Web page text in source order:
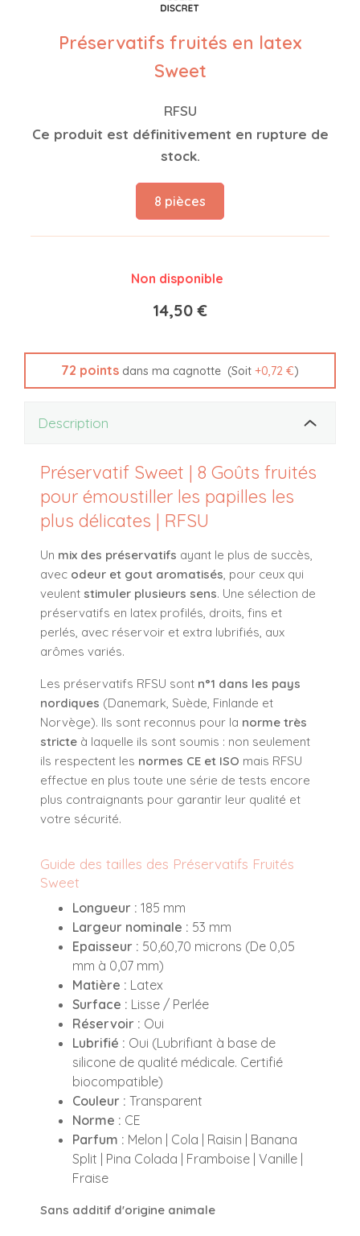
Préservatifs fruités en latex
Sweet
RFSU
Ce produit est définitivement en rupture de
stock.
8 pièces
Non disponible
14,50 €
72 points dans ma cagnotte (Soit +0,72 €)
Description
Préservatif Sweet | 8 Goûts fruités
pour émoustiller les papilles les
plus délicates | RFSU
Un mix des préservatifs ayant le plus de succès,
avec odeur et gout aromatisés, pour ceux qui
veulent stimuler plusieurs sens. Une sélection de
préservatifs en latex profilés, droits, fins et
perlés, avec réservoir et extra lubrifiés, aux
arômes variés.
Les préservatifs RFSU sont n°1 dans les pays
nordiques (Danemark, Suède, Finlande et
Norvège). Ils sont reconnus pour la norme très
stricte à laquelle ils sont soumis : non seulement
ils respectent les normes CE et ISO mais RFSU
effectue en plus toute une série de tests encore
plus contraignants pour garantir leur qualité et
votre sécurité.
Guide des tailles des Préservatifs Fruités
Sweet
Longueur : 185 mm
Largeur nominale : 53 mm
Epaisseur : 50,60,70 microns (De 0,05
mm à 0,07 mm)
Matière : Latex
Surface : Lisse / Perlée
Réservoir : Oui
Lubrifié : Oui (Lubrifiant à base de
silicone de qualité médicale. Certifié
biocompatible)
Couleur : Transparent
Norme : CE
Parfum : Melon | Cola | Raisin | Banana
Split | Pina Colada | Framboise | Vanille |
Fraise
Sans additif d'origine animale